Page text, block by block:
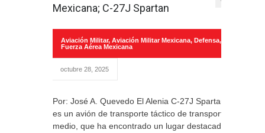
Mexicana; C-27J Spartan
Aviación Militar, Aviación Militar Mexicana, Defensa,
Fuerza Aérea Mexicana
octubre 28, 2025
Por: José A. Quevedo El Alenia C-27J Spartan
es un avión de transporte táctico de transporte
medio, que ha encontrado un lugar destacado